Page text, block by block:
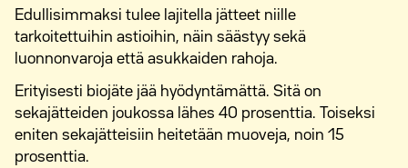
Edullisimmaksi tulee lajitella jätteet niille
tarkoitettuihin astioihin, näin säästyy sekä
luonnonvaroja että asukkaiden rahoja.
Erityisesti biojäte jää hyödyntämättä. Sitä on
sekajätteiden joukossa lähes 40 prosenttia. Toiseksi
eniten sekajätteisiin heitetään muoveja, noin 15
prosenttia.